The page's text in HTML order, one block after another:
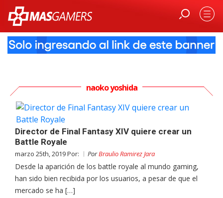
naoko yoshida
Director de Final Fantasy XIV quiere crear un
Battle Royale
marzo 25th, 2019 Por: PorBraulio Ramirez Jara
Desde la aparición de los battle royale al mundo gaming,
han sido bien recibida por los usuarios, a pesar de que el
mercado se ha […]